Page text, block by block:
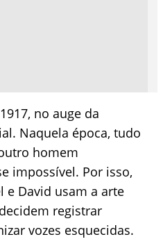
no auge da
Naquela época, tudo
homem
impossível. Por isso,
e David usam a arte
registrar
vozes esquecidas.